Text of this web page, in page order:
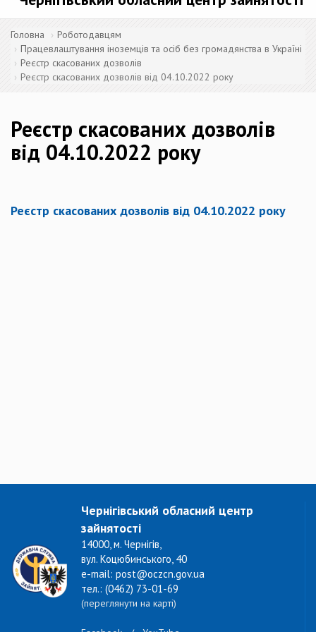
Головна
Роботодавцям
Працевлаштування іноземців та осіб без громадянства в Україні
Реєстр скасованих дозволів
Реєстр скасованих дозволів від 04.10.2022 року
Реєстр скасованих дозволів
від 04.10.2022 року
Реєстр скасованих дозволів від 04.10.2022 року
Чернігівський обласний центр
зайнятості
14000, м. Чернігів,
вул. Коцюбинського, 40
e-mail: post@oczcn.gov.ua
тел.: (0462) 73-01-69
(переглянути на карті)